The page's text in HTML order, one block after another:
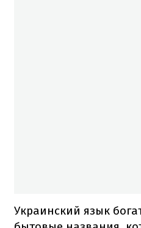
Украинский язык